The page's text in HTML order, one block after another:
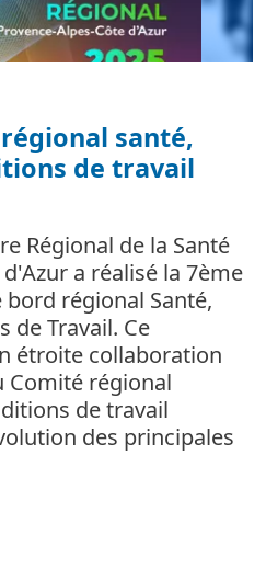
santé,
de travail
Régional de la Santé
a réalisé la 7ème
régional Santé,
de Travail. Ce
étroite collaboration
Comité régional
de travail
des principales